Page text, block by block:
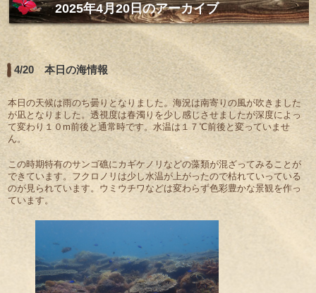
ス
キ
ッ
プ
2025年4月20日のアーカイブ
4/20 本日の海情報
本日の天候は雨のち曇りとなりました。海況は南寄りの風が吹きました
が凪となりました。透視度は春濁りを少し感じさせましたが深度によっ
て変わり１０m前後と通常時です。水温は１７℃前後と変っていませ
ん。
この時期特有のサンゴ礁にカギケノリなどの藻類が混ざってみることが
できています。フクロノリは少し水温が上がったので枯れていっている
のが見られています。ウミウチワなどは変わらず色彩豊かな景観を作っ
ています。